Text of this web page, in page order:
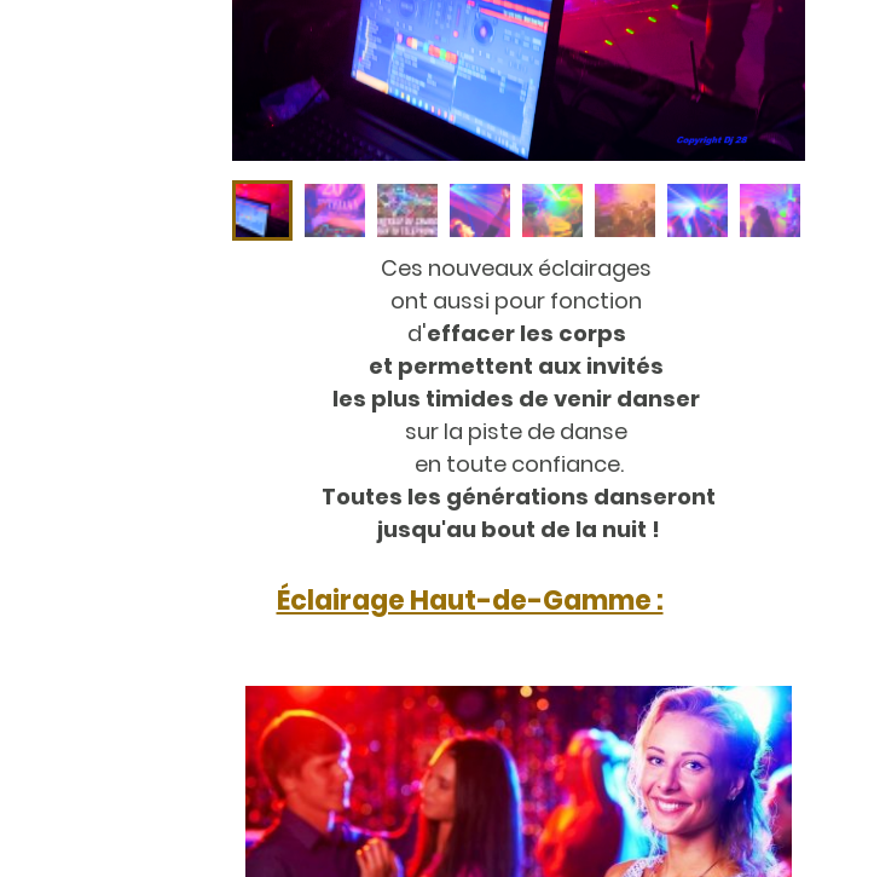
Ces nouveaux éclairages
ont aussi pour fonction
d'effacer les corps
et permettent aux invités
les plus timides de venir danser
sur la piste de danse
en toute confiance.
Toutes les générations danseront
jusqu'au bout de la nuit !
Éclairage Haut-de-Gamme :